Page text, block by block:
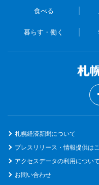
食べる
暮らす・働く
札幌経済新聞について
プレスリリース・情報提供は
アクセスデータの利用について
お問い合わせ